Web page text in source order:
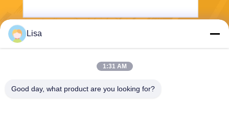
Lisa
1:31 AM
Good day, what product are you looking for?